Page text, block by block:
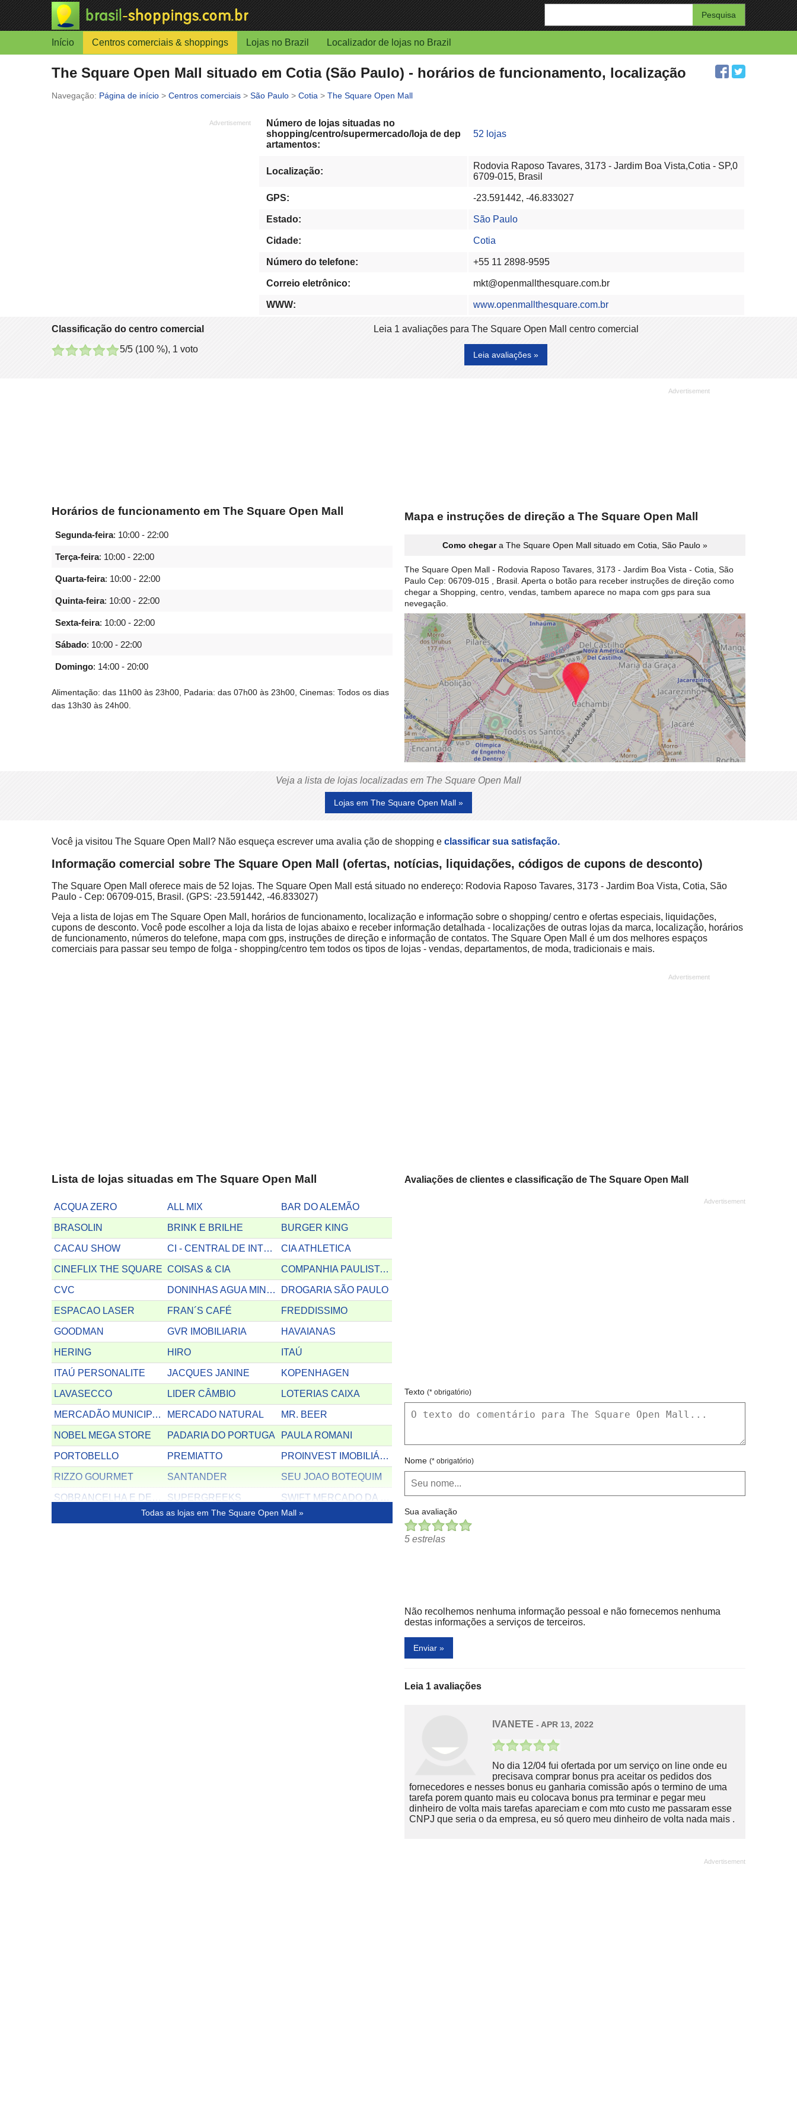
Enter
your
search
Início Centros comerciais & shoppings Lojas no Brazil Localizador de lojas no Brazil
The Square Open Mall situado em Cotia (São Paulo) - horários de funcionamento, localização
Página de início > Centros comerciais > São Paulo > Cotia > The Square Open Mall
Número de lojas situadas no
shopping/centro/supermercado/loja de dep
artamentos:
52 lojas
Localização:
Rodovia Raposo Tavares, 3173 - Jardim Boa Vista,Cotia - SP,0
6709-015, Brasil
GPS: -23.591442, -46.833027
Estado: São Paulo
Cidade: Cotia
Número do telefone: +55 11 2898-9595
Correio eletrônico: mkt@openmallthesquare.com.br
WWW: www.openmallthesquare.com.br
Classificação do centro comercial
5/5 (100 %), 1 voto
Leia 1 avaliações para The Square Open Mall centro comercial
Leia avaliações »
Horários de funcionamento em The Square Open Mall
Segunda-feira: 10:00 - 22:00
Terça-feira: 10:00 - 22:00
Quarta-feira: 10:00 - 22:00
Quinta-feira: 10:00 - 22:00
Sexta-feira: 10:00 - 22:00
Sábado: 10:00 - 22:00
Domingo: 14:00 - 20:00
Alimentação: das 11h00 às 23h00, Padaria: das 07h00 às 23h00, Cinemas: Todos os dias
das 13h30 às 24h00.
Mapa e instruções de direção a The Square Open Mall
Como chegara The Square Open Mall situado em Cotia, São Paulo »
The Square Open Mall - Rodovia Raposo Tavares, 3173 - Jardim Boa Vista - Cotia, São
Paulo Cep: 06709-015 , Brasil. Aperta o botão para receber instruções de direção como
chegar a Shopping, centro, vendas, tambem aparece no mapa com gps para sua
nevegação.
Veja a lista de lojas localizadas em The Square Open Mall
Lojas em The Square Open Mall »
Você ja visitou The Square Open Mall? Não esqueça escrever uma avalia ção de shopping e classificar sua satisfação.
Informação comercial sobre The Square Open Mall (ofertas, notícias, liquidações, códigos de cupons de desconto)
The Square Open Mall oferece mais de 52 lojas. The Square Open Mall está situado no endereço: Rodovia Raposo Tavares, 3173 - Jardim Boa Vista, Cotia, São
Paulo - Cep: 06709-015, Brasil. (GPS: -23.591442, -46.833027)
Veja a lista de lojas em The Square Open Mall, horários de funcionamento, localização e informação sobre o shopping/ centro e ofertas especiais, liquidações,
cupons de desconto. Você pode escolher a loja da lista de lojas abaixo e receber informação detalhada - localizações de outras lojas da marca, localização, horários
de funcionamento, números do telefone, mapa com gps, instruções de direção e informação de contatos. The Square Open Mall é um dos melhores espaços
comerciais para passar seu tempo de folga - shopping/centro tem todos os tipos de lojas - vendas, departamentos, de moda, tradicionais e mais.
Lista de lojas situadas em The Square Open Mall
ACQUA ZERO ALL MIX BAR DO ALEMÃO
BRASOLIN BRINK E BRILHE BURGER KING
CACAU SHOW CI - CENTRAL DE INTERCÂMBIO CIA ATHLETICA
CINEFLIX THE SQUARE COISAS & CIA COMPANHIA PAULISTA DE PIZZAS
CVC DONINHAS AGUA MINERAL DROGARIA SÃO PAULO
ESPACAO LASER FRAN´S CAFÉ FREDDISSIMO
GOODMAN GVR IMOBILIARIA HAVAIANAS
HERING HIRO ITAÚ
ITAÚ PERSONALITE JACQUES JANINE KOPENHAGEN
LAVASECCO LIDER CÂMBIO LOTERIAS CAIXA
MERCADÃO MUNICIPAL BAR E LANCHES MERCADO NATURAL MR. BEER
NOBEL MEGA STORE PADARIA DO PORTUGA PAULA ROMANI
PORTOBELLO PREMIATTO PROINVEST IMOBILIÁRIA
RIZZO GOURMET SANTANDER SEU JOAO BOTEQUIM
SUPERGREEKS
TINA ESPORTES UP BUREAU
Todas as lojas em The Square Open Mall »
Avaliações de clientes e classificação de The Square Open Mall
Texto (* obrigatório)
Nome (* obrigatório)
Sua avaliação
5 estrelas
Não recolhemos nenhuma informação pessoal e não fornecemos nenhuma
destas informações a serviços de terceiros.
Enviar »
Leia 1 avaliações
IVANETE - APR 13, 2022
No dia 12/04 fui ofertada por um serviço on line onde eu
precisava comprar bonus pra aceitar os pedidos dos
fornecedores e nesses bonus eu ganharia comissão após o termino de uma
tarefa porem quanto mais eu colocava bonus pra terminar e pegar meu
dinheiro de volta mais tarefas apareciam e com mto custo me passaram esse
CNPJ que seria o da empresa, eu só quero meu dinheiro de volta nada mais .